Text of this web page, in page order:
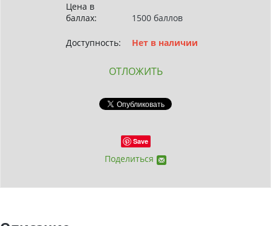
Цена в
баллах:
1500 баллов
Доступность: Нет в наличии
ОТЛОЖИТЬ
Save
Поделиться